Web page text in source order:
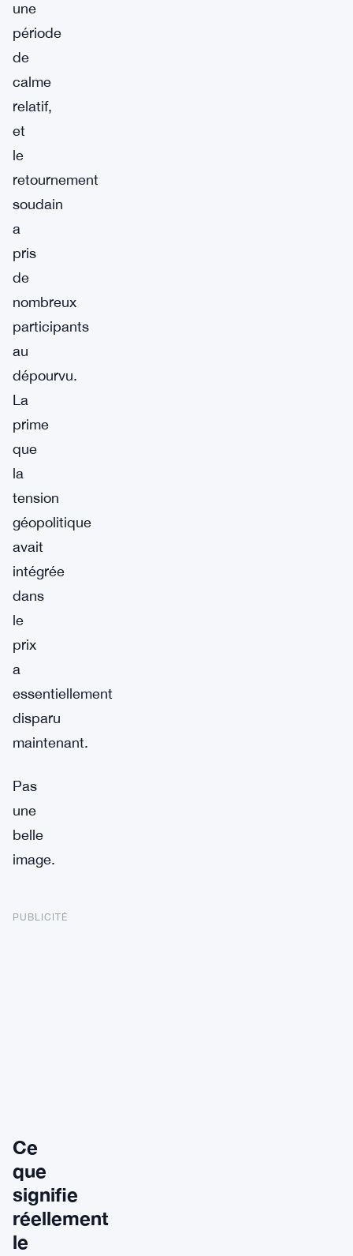
une
période
de
calme
relatif,
et
le
retournement
soudain
a
pris
de
nombreux
participants
au
dépourvu.
La
prime
que
la
tension
géopolitique
avait
intégrée
dans
le
prix
a
essentiellement
disparu
maintenant.
Pas
une
belle
image.
PUBLICITÉ
Ce
que
signifie
réellement
le